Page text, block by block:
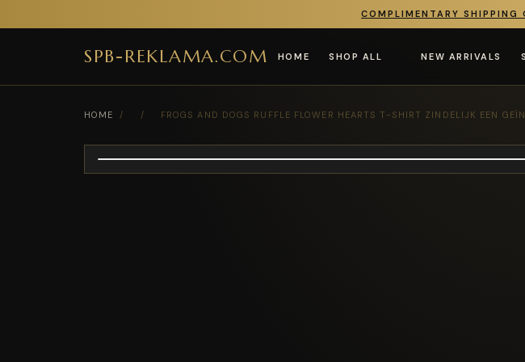
COMPLIMENTARY SHIPPING
SPB-REKLAMA.COM HOME SHOP ALL NEW ARRIVALS
HOME / / FROGS AND DOGS RUFFLE FLOWER HEARTS T-SHIRT ZINDELIJK EEN